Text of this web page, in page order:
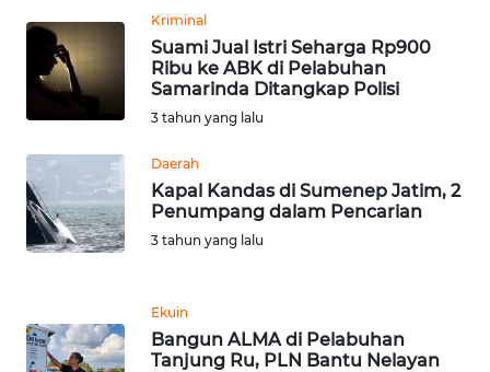
Kriminal
Suami Jual Istri Seharga Rp900
Ribu ke ABK di Pelabuhan
Samarinda Ditangkap Polisi
3 tahun yang lalu
Daerah
Kapal Kandas di Sumenep Jatim, 2
Penumpang dalam Pencarian
3 tahun yang lalu
Ekuin
Bangun ALMA di Pelabuhan
Tanjung Ru, PLN Bantu Nelayan
WN
JOGJA
JATIM
BALI
WN
KALTENG